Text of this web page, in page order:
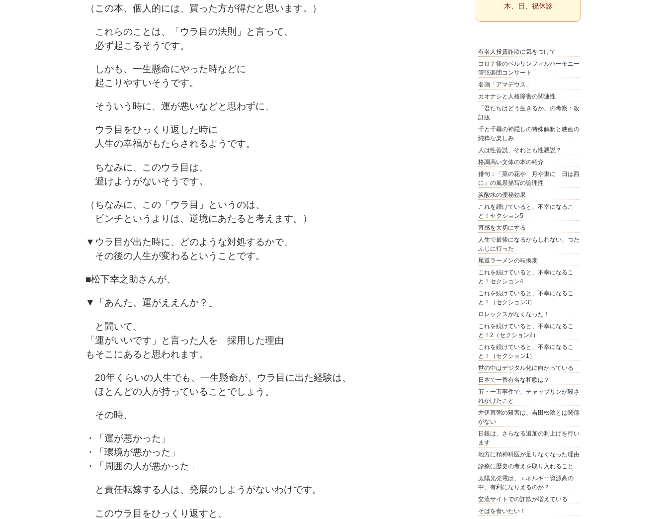
（この本、個人的には、買った方が得だと思います。）
これらのことは、「ウラ目の法則」と言って、
必ず起こるそうです。
しかも、一生懸命にやった時などに
起こりやすいそうです。
そういう時に、運が悪いなどと思わずに、
ウラ目をひっくり返した時に
人生の幸福がもたらされるようです。
ちなみに、このウラ目は、
避けようがないそうです。
（ちなみに、この「ウラ目」というのは、
ピンチというよりは、逆境にあたると考えます。）
▼ウラ目が出た時に、どのような対処するかで、
その後の人生が変わるということです。
■松下幸之助さんが、
▼「あんた、運がええんか？」
と聞いて、
「運がいいです」と言った人を 採用した理由
もそこにあると思われます。
20年くらいの人生でも、一生懸命が、ウラ目に出た経験は、
ほとんどの人が持っていることでしょう。
その時、
・「運が悪かった」
・「環境が悪かった」
・「周囲の人が悪かった」
と責任転嫁する人は、発展のしようがないわけです。
このウラ目をひっくり返すと、
木、日、祝休診
有名人投資詐欺に気をつけて
コロナ後のベルリンフィルハーモニー
管弦楽団コンサート
名画「アマデウス」
カオナシと人格障害の関連性
「君たちはどう生きるか」の考察：改
訂版
千と千尋の神隠しの特殊解釈と映画の
純粋な楽しみ
人は性善説、それとも性悪説？
格調高い文体の本の紹介
俳句：「菜の花や 月や東に 日は西
に」の風景描写の論理性
炭酸水の便秘効果
これを続けていると、不幸になるこ
と！セクション5
直感を大切にする
人生で最後になるかもしれない、つた
ふじに行った
尾道ラーメンの転換期
これを続けていると、不幸になるこ
と！セクション4
これを続けていると、不幸になるこ
と！（セクション3）
ロレックスがなくなった！
これを続けていると、不幸になるこ
と！2（セクション2）
これを続けていると、不幸になるこ
と！（セクション1）
世の中はデジタル化に向かっている
日本で一番有名な和歌は？
五・一五事件で、チャップリンが殺さ
れかけたこと
井伊直弼の殺害は、吉田松陰とは関係
がない
日銀は、さらなる追加の利上げを行い
ます
地方に精神科医が足りなくなった理由
診療に歴史の考えを取り入れること
太陽光発電は、エネルギー資源高の
中、有利になりえるのか？
交流サイトでの詐欺が増えている
そばを食いたい！